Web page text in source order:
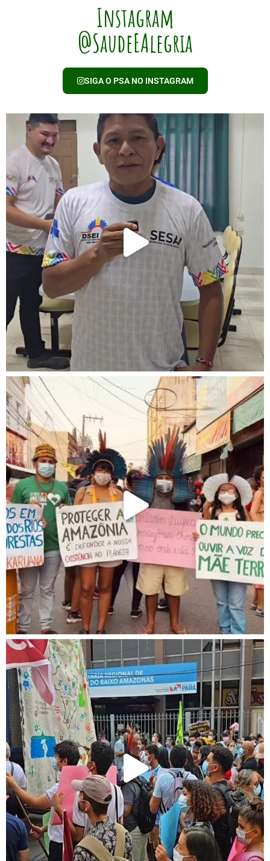
Instagram
@SaudeEAlegria
SIGA O PSA NO INSTAGRAM